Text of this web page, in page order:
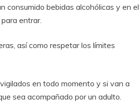
consumido bebidas alcohólicas y en el
entrar.
así como respetar los límites
en todo momento y si van a
sea acompañado por un adulto.